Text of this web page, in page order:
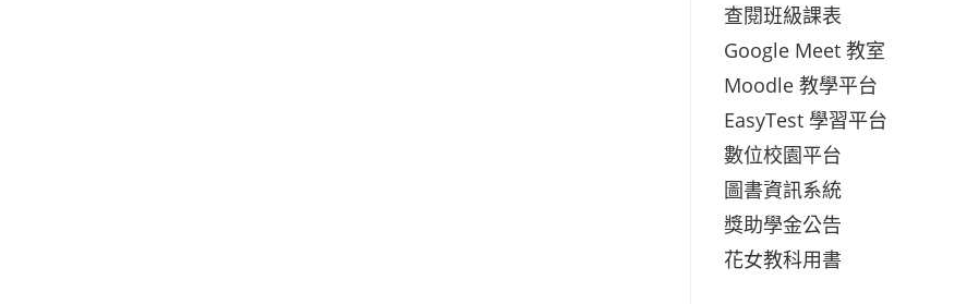
查閱班級課表
Google Meet 教室
Moodle 教學平台
EasyTest 學習平台
數位校園平台
圖書資訊系統
獎助學金公告
花女教科用書